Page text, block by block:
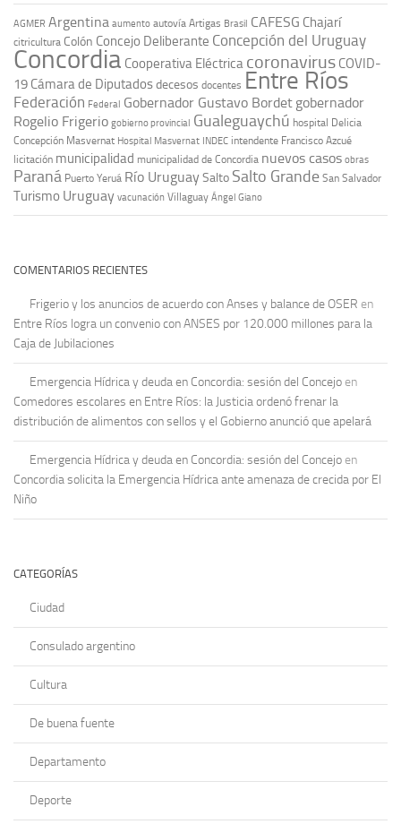
AGMER Argentina aumento autovía Artigas Brasil CAFESG Chajarí
citricultura Colón Concejo Deliberante Concepción del Uruguay
Concordia Cooperativa Eléctrica coronavirus COVID-
19 Cámara de Diputadosdecesos docentes Entre Ríos
Federación Federal Gobernador Gustavo Bordet gobernador
Rogelio Frigerio gobierno provincial Gualeguaychú hospital Delicia
Concepción Masvernat Hospital Masvernat INDEC intendente Francisco Azcué
licitación municipalidad municipalidad de Concordia nuevos casos obras
Paraná Puerto Yeruá Río UruguaySalto Salto Grande San Salvador
Turismo Uruguay vacunación Villaguay Ángel Giano
COMENTARIOS RECIENTES
Frigerio y los anuncios de acuerdo con Anses y balance de OSER en
Entre Ríos logra un convenio con ANSES por 120.000 millones para la
Caja de Jubilaciones
Emergencia Hídrica y deuda en Concordia: sesión del Concejo en
Comedores escolares en Entre Ríos: la Justicia ordenó frenar la
distribución de alimentos con sellos y el Gobierno anunció que apelará
Emergencia Hídrica y deuda en Concordia: sesión del Concejo en
Concordia solicita la Emergencia Hídrica ante amenaza de crecida por El
Niño
CATEGORÍAS
Ciudad
Consulado argentino
Cultura
De buena fuente
Departamento
Deporte